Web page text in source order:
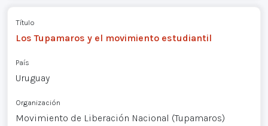
Título
Los Tupamaros y el movimiento estudiantil
País
Uruguay
Organización
Movimiento de Liberación Nacional (Tupamaros)